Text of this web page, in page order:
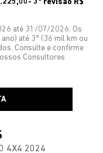
3ª revisão R$
até 31/07/2026. Os
até 3º (36 mil km ou
Consulte e confirme
Consultores
4X4 2024